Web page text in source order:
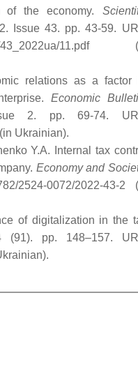
of the economy.
Issue 43. рр. 43-59.
43_2022ua/11.pdf
relations as a factor
Economic
2. рр. 69-74.
Ukrainian).
Y.A. Internal tax
Economy and
2524-0072/2022-43-2
of digitalization in the
рр. 148–157.